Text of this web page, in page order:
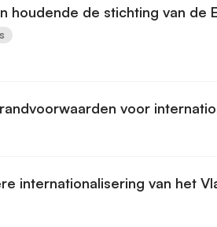
houdende de stichting van de
voor
internationalisering van het